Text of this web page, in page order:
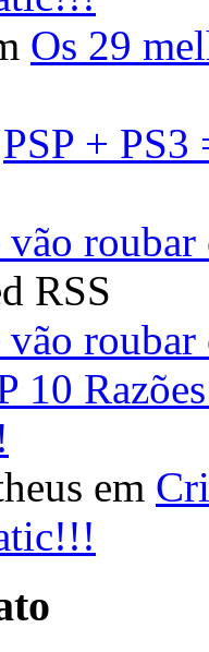
Os 29
PSP + PS3
RSS
10
em